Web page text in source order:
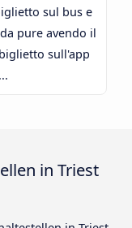
sul bus e
pure avendo il
sull'app
in Triest